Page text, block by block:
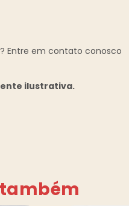
Entre em contato conosco
ilustrativa.